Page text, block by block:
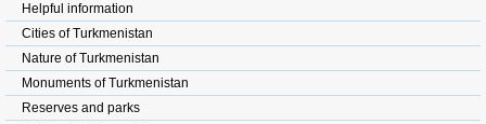
Helpful information
Cities of Turkmenistan
Nature of Turkmenistan
Monuments of Turkmenistan
Reserves and parks